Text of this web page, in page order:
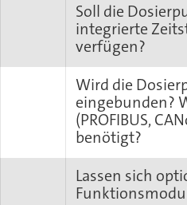
Soll die
integrierte
verfügen?
Wird die
eingebunden?
(PROFIBUS,
benötigt?
Lassen sich